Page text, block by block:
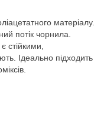
матеріалу.
потік чорнила.
стійкими,
Ідеально підходить